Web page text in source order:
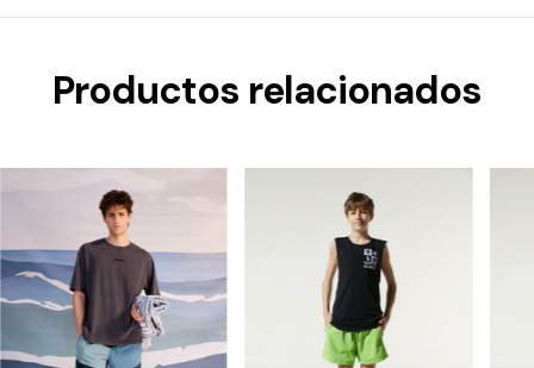
Productos relacionados